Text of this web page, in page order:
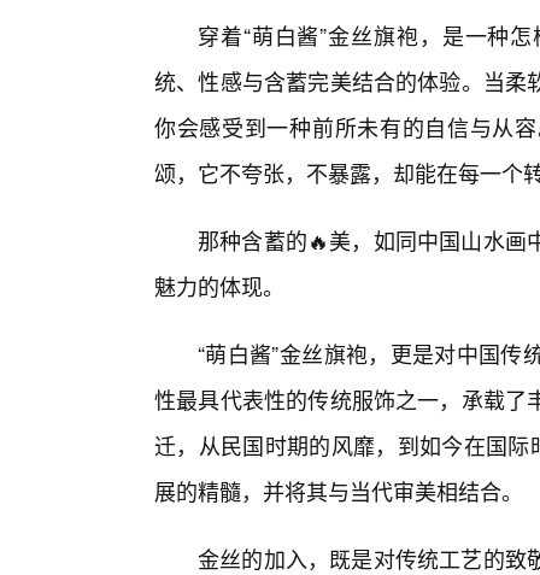
穿着“萌白酱”金丝旗袍，是一种
统、性感与含蓄完美结合的体验。当
你会感受到一种前所未有的自信与从
颂，它不夸张，不暴露，却能在每一个
那种含蓄的🔥美，如同中国山水
魅力的体现。
“萌白酱”金丝旗袍，更是对中国
性最具代表性的传统服饰之一，承载
迁，从民国时期的风靡，到如今在国
展的精髓，并将其与当代审美相结合。
金丝的加入，既是对传统工艺的致